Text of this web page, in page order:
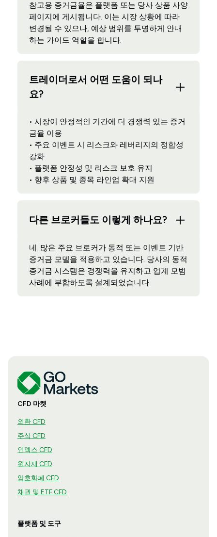
참고용 증거금율은 플랫폼 또는 당사 상품 사양
페이지에 게시됩니다. 이는 시장 상황에 따라
변경될 수 있으나, 예상 범위를 투명하게 안내
하는 가이드 역할을 합니다.
트레이더로서 어떤 도움이 되나
요?
• 시장이 안정적인 기간에 더 경쟁력 있는 증거
금율 이용
• 주요 이벤트 시 리스크와 레버리지의 정합성
강화
• 플랫폼 안정성 및 리스크 보호 유지
• 향후 상품 및 종목 라인업 확대 지원
다른 브로커들도 이렇게 하나요?
네. 많은 주요 브로커가 동적 또는 이벤트 기반
증거금 모델을 적용하고 있습니다. 당사의 동적
증거금 시스템은 경쟁력을 유지하고 업계 모범
사례에 부합하도록 설계되었습니다.
CFD 마켓
외환 CFD
주식 CFD
인덱스 CFD
원자재 CFD
암호화폐 CFD
채권 및 ETF CFD
플랫폼 및 도구